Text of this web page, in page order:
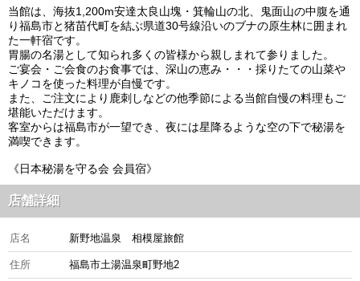
当館は、海抜1,200m安達太良山塊・箕輪山の北、鬼面山の中腹を通
り福島市と猪苗代町を結ぶ県道30号線沿いのブナの原生林に囲まれ
た一軒宿です。
胃腸の名湯として知られ多くの皆様から親しまれて参りました。
ご宴会・ご会食のお食事では、深山の恵み・・・採りたての山菜や
キノコを使った料理が自慢です。
また、ご注文により鹿刺しなどの他季節による当館自慢の料理もご
堪能いただけます。
客室からは福島市が一望でき、夜には星降るような空の下で秘湯を
満喫できます。
《日本秘湯を守る会 会員宿》
店舗詳細
店名 新野地温泉 相模屋旅館
住所 福島市土湯温泉町野地2